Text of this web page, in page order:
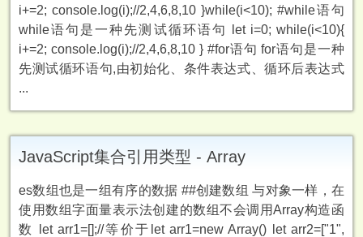
i+=2; console.log(i);//2,4,6,8,10 }while(i<10); #while语句
while语句是一种先测试循环语句 let i=0; while(i<10){
i+=2; console.log(i);//2,4,6,8,10 } #for语句 for语句是一种
先测试循环语句,由初始化、条件表达式、循环后表达式
...
JavaScript集合引用类型 - Array
es数组也是一组有序的数据 ##创建数组 与对象一样，在
使用数组字面量表示法创建的数组不会调用Array构造函
数 let arr1=[];//等价于let arr1=new Array() let arr2=["1",